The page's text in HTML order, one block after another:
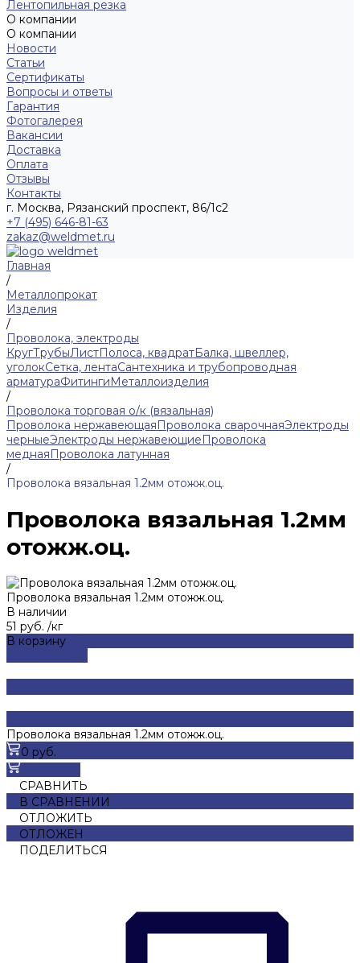
Лентопильная резка
О компании
О компании
Новости
Статьи
Сертификаты
Вопросы и ответы
Гарантия
Фотогалерея
Вакансии
Доставка
Оплата
Отзывы
Контакты
г. Москва, Рязанский проспект, 86/1с2
+7 (495) 646-81-63
zakaz@weldmet.ru
Главная
/
Металлопрокат
Изделия
/
Проволока, электроды
КругТрубыЛистПолоса, квадратБалка, швеллер,
уголокСетка, лентаСантехника и трубопроводная
арматураФитингиМеталлоизделия
/
Проволока торговая о/к (вязальная)
Проволока нержавеющаяПроволока сварочнаяЭлектроды
черныеЭлектроды нержавеющиеПроволока
меднаяПроволока латунная
/
Проволока вязальная 1.2мм отожж.оц.
Проволока вязальная 1.2мм
отожж.оц.
Проволока вязальная 1.2мм отожж.оц.
В наличии
51 руб. /кг
В корзину
Проволока вязальная 1.2мм отожж.оц.
0 руб.
СРАВНИТЬ
В СРАВНЕНИИ
ОТЛОЖИТЬ
ОТЛОЖЕН
ПОДЕЛИТЬСЯ